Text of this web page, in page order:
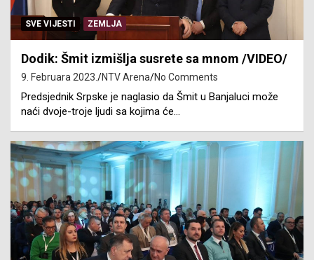
SVE VIJESTI ZEMLJA
Dodik: Šmit izmišlja susrete sa mnom /VIDEO/
9. Februara 2023. NTV Arena No Comments
Predsjednik Srpske je naglasio da Šmit u Banjaluci može
naći dvoje-troje ljudi sa kojima će…